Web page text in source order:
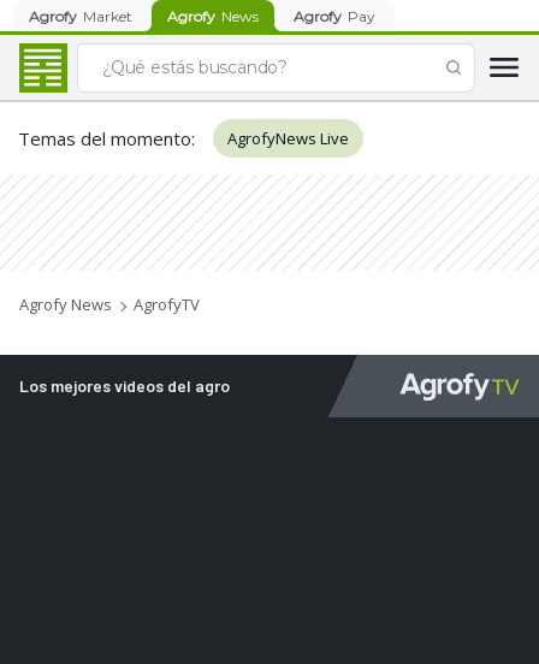
Agrofy Market Agrofy News Agrofy Pay
Temas del momento: AgrofyNews Live
Agrofy News AgrofyTV
Los mejores videos del agro